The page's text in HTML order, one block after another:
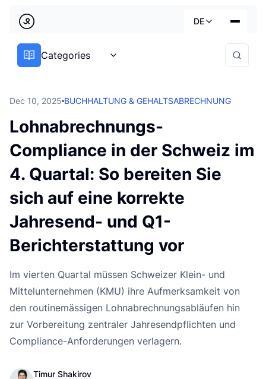
Dienstleistungen
Praktische Leitfäden
Über uns
Country
Français
English
DE
Categories
L
Dec 10, 2025 BUCHHALTUNG & GEHALTSABRECHNUNG
Lohnabrechnungs-
Compliance in der Schweiz im
4. Quartal: So bereiten Sie
sich auf eine korrekte
Jahresend- und Q1-
Berichterstattung vor
Im vierten Quartal müssen Schweizer Klein- und
Mittelunternehmen (KMU) ihre Aufmerksamkeit von
den routinemässigen Lohnabrechnungsabläufen hin
zur Vorbereitung zentraler Jahresendpflichten und
Compliance-Anforderungen verlagern.
Timur Shakirov